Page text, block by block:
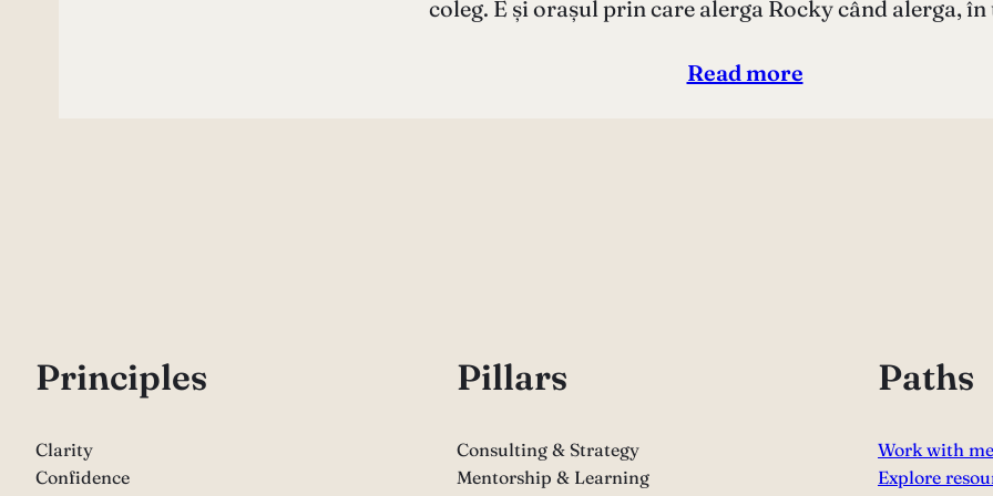
coleg. E și orașul prin care alerga Rocky când alerga,
Read more
Principles
Clarity
Confidence
Pillars
Consulting & Strategy
Mentorship & Learning
Paths
Work with me
Explore